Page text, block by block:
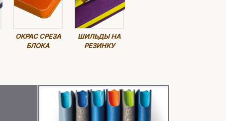
ОКРАС СРЕЗА
БЛОКА
ШИЛЬДЫ НА
РЕЗИНКУ